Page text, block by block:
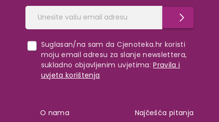
Suglasan/na sam da Cjenoteka.hr koristi
moju email adresu za slanje newslettera,
sukladno objavljenim uvjetima: Pravila i
uvjeta korištenja
O nama Najčešća pitanja